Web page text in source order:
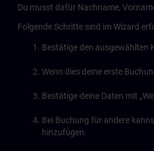
Du musst dafür Nachname,
Folgende Schritte sind im Wizard
Bestätige den ausgewählten
Wenn dies deine erste
Bestätige deine Daten mit
Bei Buchung für andere
hinzufügen.